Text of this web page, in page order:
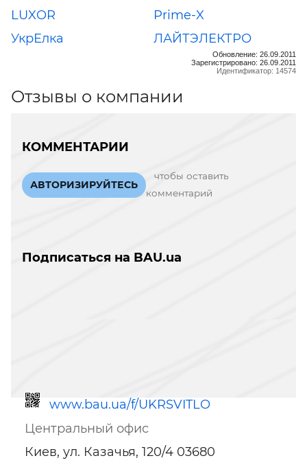
LUXOR
Prime-X
УкрЕлка
ЛАЙТЭЛЕКТРО
Обновление: 26.09.2011
Зарегистрировано: 26.09.2011
Идентификатор: 14574
Отзывы о компании
КОММЕНТАРИИ
АВТОРИЗИРУЙТЕСЬ
чтобы оставить
комментарий
Подписаться на BAU.ua
www.bau.ua/f/UKRSVITLO
Центральный офис
Киев, ул. Казачья, 120/4 03680